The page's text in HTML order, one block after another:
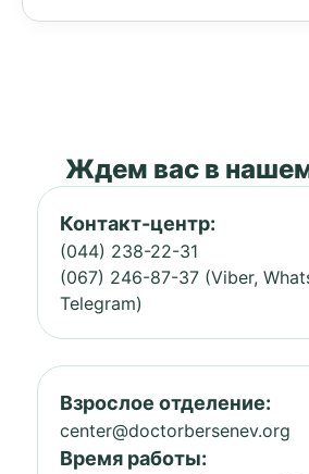
Ждем вас в
Контакт-центр:
(044) 238-22-31
(067) 246-87-37 (Viber,
Telegram)
Взрослое отделение:
center@doctorbersenev.org
Время работы: